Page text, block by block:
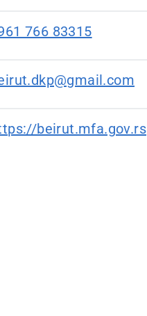
766 83315
beirut.mfa.gov.rs